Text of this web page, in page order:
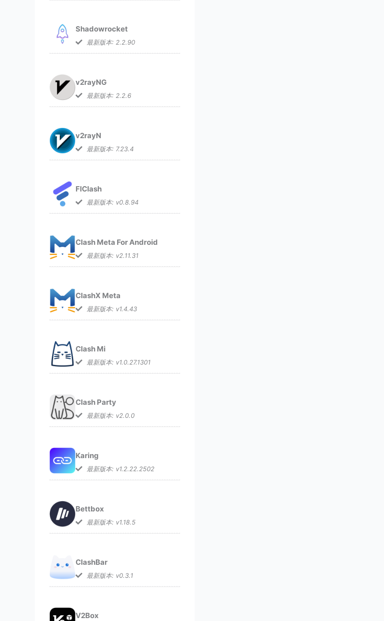
Shadowrocket
最新版本: 2.2.90
v2rayNG
最新版本: 2.2.6
v2rayN
最新版本: 7.23.4
FlClash
最新版本: v0.8.94
Clash Meta For Android
最新版本: v2.11.31
ClashX Meta
最新版本: v1.4.43
Clash Mi
最新版本: v1.0.27.1301
Clash Party
最新版本: v2.0.0
Karing
最新版本: v1.2.22.2502
Bettbox
最新版本: v1.18.5
ClashBar
最新版本: v0.3.1
V2Box